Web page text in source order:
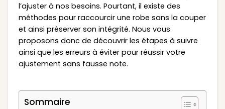
l’ajuster à nos besoins. Pourtant, il existe des
méthodes pour raccourcir une robe sans la couper
et ainsi préserver son intégrité. Nous vous
proposons donc de découvrir les étapes à suivre
ainsi que les erreurs à éviter pour réussir votre
ajustement sans fausse note.
Sommaire